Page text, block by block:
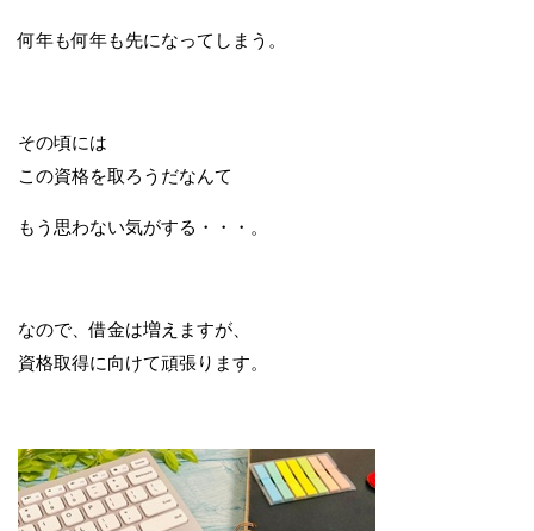
何年も何年も先になってしまう。
その頃には
この資格を取ろうだなんて
もう思わない気がする・・・。
なので、借金は増えますが、
資格取得に向けて頑張ります。